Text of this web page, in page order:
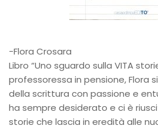
-Flora Crosara
Libro “Uno sguardo sulla VITA
professoressa in pensione, Flora
della scrittura con passione e
ha sempre desiderato e ci è
storie che lascia in eredità alle